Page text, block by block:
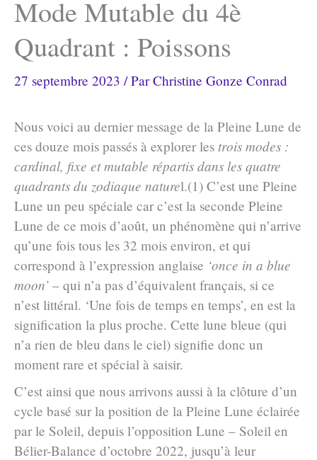
Mode Mutable du 4è
Quadrant : Poissons
27 septembre 2023 / ParChristine Gonze Conrad
Nous voici au dernier message de la Pleine Lune de
ces douze mois passés à explorer les trois modes :
cardinal, fixe et mutable répartis dans les quatre
quadrants du zodiaque naturel.(1) C’est une Pleine
Lune un peu spéciale car c’est la seconde Pleine
Lune de ce mois d’août, un phénomène qui n’arrive
qu’une fois tous les 32 mois environ, et qui
correspond à l’expression anglaise ‘once in a blue
moon’ – qui n’a pas d’équivalent français, si ce
n’est littéral. ‘Une fois de temps en temps’, en est la
signification la plus proche. Cette lune bleue (qui
n’a rien de bleu dans le ciel) signifie donc un
moment rare et spécial à saisir.
C’est ainsi que nous arrivons aussi à la clôture d’un
cycle basé sur la position de la Pleine Lune éclairée
par le Soleil, depuis l’opposition Lune – Soleil en
Bélier-Balance d’octobre 2022, jusqu’à leur